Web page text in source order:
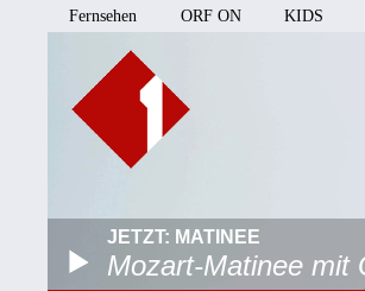
Fernsehen ORF ON KIDS
JETZT: MATINEE
Mozart-Matinee mit